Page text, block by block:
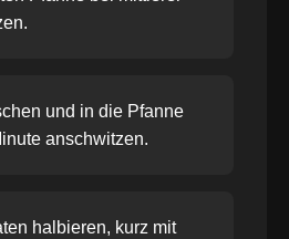
und in die Pfanne
anschwitzen.
halbieren, kurz mit